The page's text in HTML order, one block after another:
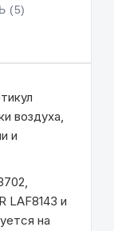
(5)
воздуха,
и
LAF8143 и
на